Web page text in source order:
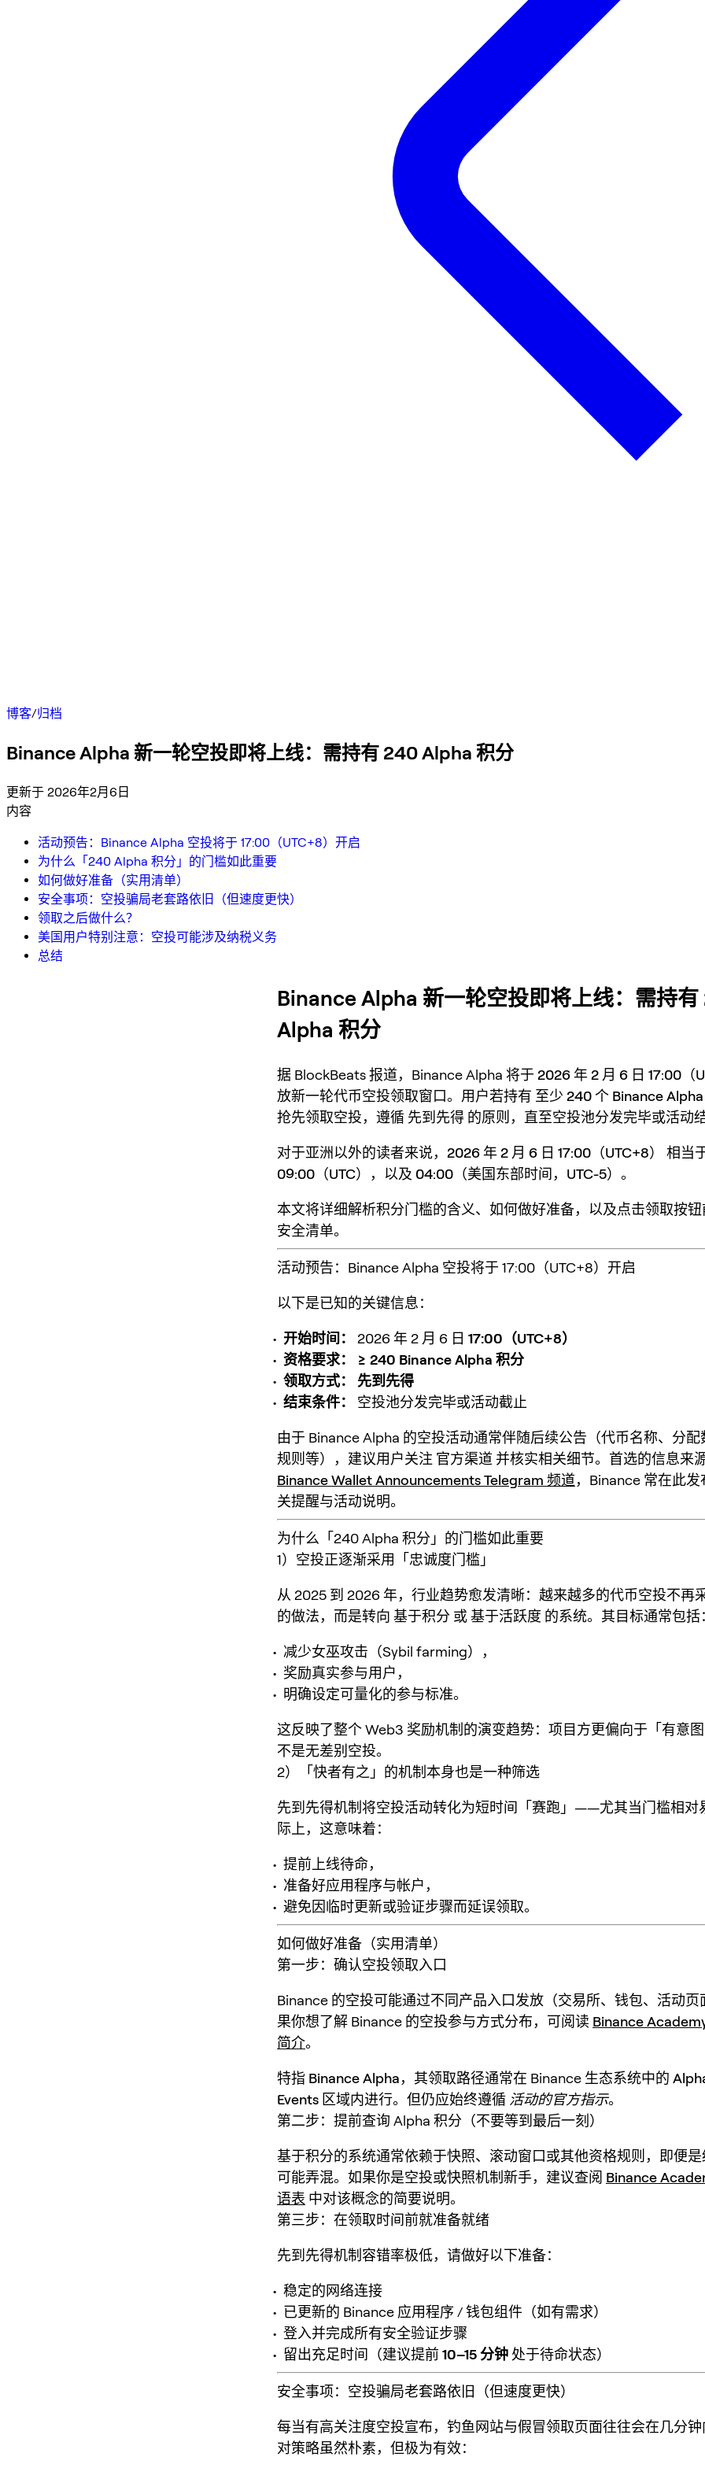
博客/归档
Binance Alpha 新一轮空投即将上线：需持有 240 Alpha 积分
更新于 2026年2月6日
内容
活动预告：Binance Alpha 空投将于 17:00（UTC+8）开启
为什么「240 Alpha 积分」的门槛如此重要
如何做好准备（实用清单）
安全事项：空投骗局老套路依旧（但速度更快）
领取之后做什么？
美国用户特别注意：空投可能涉及纳税义务
总结
Binance Alpha 新一轮空投即将上线：需持
Alpha 积分
据 BlockBeats 报道，Binance Alpha 将于 2026 年 2 月 6 日 17:00（
放新一轮代币空投领取窗口。用户若持有 至少 240 个 Binance
抢先领取空投，遵循 先到先得 的原则，直至空投池分发完毕或活动
对于亚洲以外的读者来说， 2026 年 2 月 6 日 17:00（UTC+8）
相当
09:00（UTC）
，以及 04:00（美国东部时间，UTC-5） 。
本文将详细解析积分门槛的含义、如何做好准备，以及点击领取按
安全清单。
活动预告：Binance Alpha 空投将于 17:00（UTC+8）开启
以下是已知的关键信息：
开始时间： 2026 年 2 月 6 日 17:00（UTC+8）
资格要求：
≥ 240 Binance Alpha 积分
领取方式：
先到先得
结束条件：
空投池分发完毕或活动截止
由于 Binance Alpha 的空投活动通常伴随后续公告（代币名称、分
规则等），建议用户关注 官方渠道 并核实相关细节。首选的信息来
Binance Wallet Announcements Telegram 频道，Binance 常在此
关提醒与活动说明。
为什么「240 Alpha 积分」的门槛如此重要
1）空投正逐渐采用「忠诚度门槛」
从 2025 到 2026 年，行业趋势愈发清晰：越来越多的代币空投不再
的做法，而是转向 基于积分 或基于活跃度 的系统。其目标通常包括
减少女巫攻击（Sybil farming），
奖励真实参与用户，
明确设定可量化的参与标准。
这反映了整个 Web3 奖励机制的演变趋势：项目方更偏向于「有意
不是无差别空投。
2）「快者有之」的机制本身也是一种筛选
先到先得机制将空投活动转化为短时间「赛跑」——尤其当门槛相对
际上，这意味着：
提前上线待命，
准备好应用程序与帐户，
避免因临时更新或验证步骤而延误领取。
如何做好准备（实用清单）
第一步：确认空投领取入口
Binance 的空投可能通过不同产品入口发放（交易所、钱包、活动页
果你想了解 Binance 的空投参与方式分布，可阅读 Binance
简介。
特指 Binance Alpha，其领取路径通常在 Binance 生态系统中的
Events 区域内进行。但仍应始终遵循 活动的官方指示。
第二步：提前查询 Alpha 积分（不要等到最后一刻）
基于积分的系统通常依赖于快照、滚动窗口或其他资格规则，即便
可能弄混。如果你是空投或快照机制新手，建议查阅 Binance
语表 中对该概念的简要说明。
第三步：在领取时间前就准备就绪
先到先得机制容错率极低，请做好以下准备：
稳定的网络连接
已更新的 Binance 应用程序 / 钱包组件（如有需求）
登入并完成所有安全验证步骤
留出充足时间（建议提前 10–15 分钟 处于待命状态）
安全事项：空投骗局老套路依旧（但速度更快）
每当有高关注度空投宣布，钓鱼网站与假冒领取页面往往会在几分
对策略虽然朴素，但极为有效：